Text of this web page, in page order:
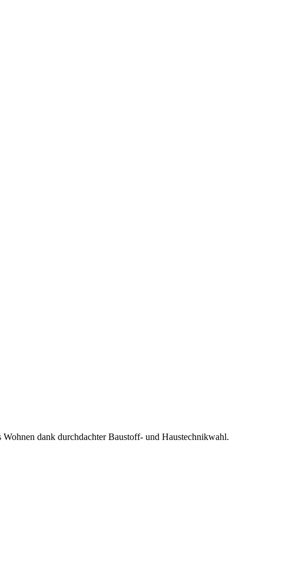
dank durchdachter Baustoff- und Haustechnikwahl.